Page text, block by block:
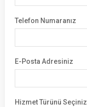
Telefon Numaranız
E-Posta Adresiniz
Hizmet Türünü Seçiniz